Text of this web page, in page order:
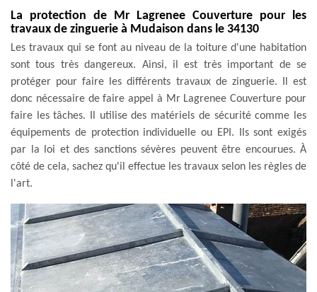
La protection de Mr Lagrenee Couverture pour les
travaux de zinguerie à Mudaison dans le 34130
Les travaux qui se font au niveau de la toiture d'une habitation
sont tous très dangereux. Ainsi, il est très important de se
protéger pour faire les différents travaux de zinguerie. Il est
donc nécessaire de faire appel à Mr Lagrenee Couverture pour
faire les tâches. Il utilise des matériels de sécurité comme les
équipements de protection individuelle ou EPI. Ils sont exigés
par la loi et des sanctions sévères peuvent être encourues. À
côté de cela, sachez qu'il effectue les travaux selon les règles de
l'art.